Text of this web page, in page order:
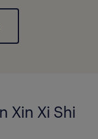
Xin Xi Shi